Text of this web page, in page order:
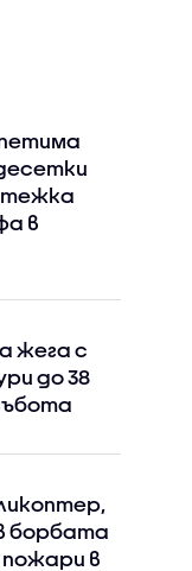
тежка
в
жега с
до 38
борбата
в